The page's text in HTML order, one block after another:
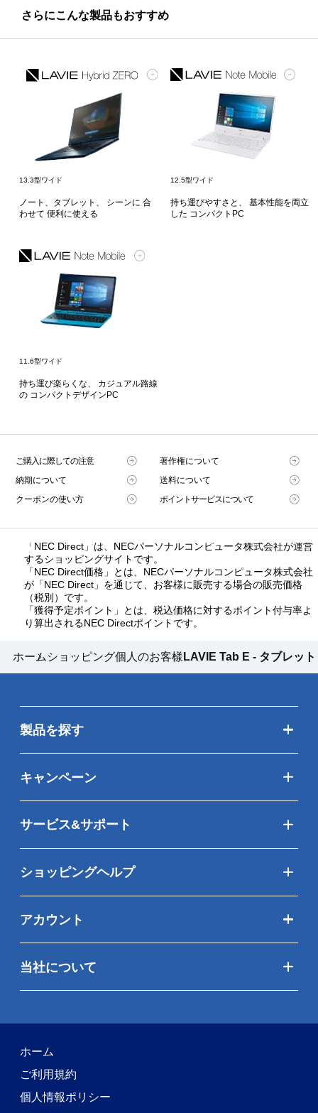
さらにこんな製品もおすすめ
13.3型ワイド
ノート、タブレット、 シーンに合
わせて便利に使える
12.5型ワイド
持ち運びやすさと、 基本性能を両立
した コンパクトPC
11.6型ワイド
持ち運び楽らくな、 カジュアル路線
の コンパクトデザインPC
ご購入に際しての注意
著作権について
納期について
送料について
クーポンの使い方
ポイントサービスについて
「NEC Direct」は、NECパーソナルコンピュータ株式会社が運営
するショッピングサイトです。
「NEC Direct価格」とは、NECパーソナルコンピュータ株式会社
が「NEC Direct」を通じて、お客様に販売する場合の販売価格
（税別）です。
「獲得予定ポイント」とは、税込価格に対するポイント付与率よ
り算出されるNEC Directポイントです。
ホーム ショッピング個人のお客様LAVIE Tab E - タブレッ
製品を探す
キャンペーン
サービス&サポート
ショッピングヘルプ
アカウント
当社について
ホーム
ご利用規約
個人情報ポリシー